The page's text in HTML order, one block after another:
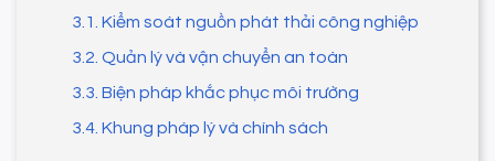
3.1. Kiểm soát nguồn phát thải công nghiệp
3.2. Quản lý và vận chuyển an toàn
3.3. Biện pháp khắc phục môi trường
3.4. Khung pháp lý và chính sách